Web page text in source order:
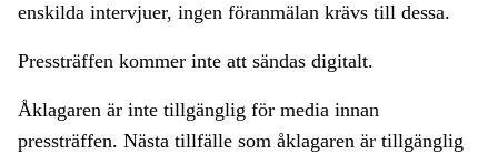
enskilda intervjuer, ingen föranmälan krävs till dessa.
Pressträffen kommer inte att sändas digitalt.
Åklagaren är inte tillgänglig för media innan
pressträffen. Nästa tillfälle som åklagaren är tillgänglig